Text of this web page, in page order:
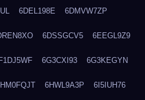
6DEL198E 6DMVW7ZP
6DSSGCV5 6EEGL9Z9
6G3CXI93 6G3KEGYN
6HWL9A3P 6I5IUH76